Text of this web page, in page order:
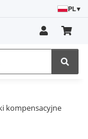
PL▾
kompensacyjne